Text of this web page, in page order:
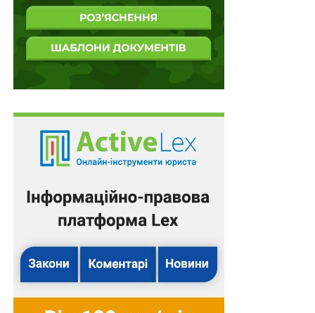
інстанції було порушено право особи на захист, що є
істотним порушенням вимог кримінального
процесуального закону, оскільки ставить під сумнів
законність і обґрунтованість судового рішення,
скасував ухвалу апеляційного суду і призначив новий
розгляд в суді апеляційної інстанції.
Повний текст рішення
Схожі статті:
Автоматичний запис телефонних розмов
програмою, яку особа встановила на свій
мобільний…